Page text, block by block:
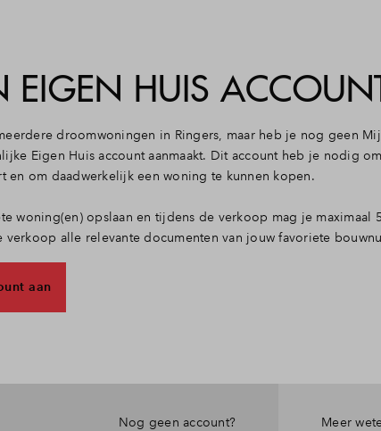
EIGEN HUIS
droomwoningen in Ringers, maar heb je nog geen
Eigen Huis account aanmaakt. Dit account heb je nodig
en om daadwerkelijk een woning te kunnen kopen.
woning(en) opslaan en tijdens de verkoop mag je maximaal
alle relevante documenten van jouw favoriete
aan
Nog geen account? Meer